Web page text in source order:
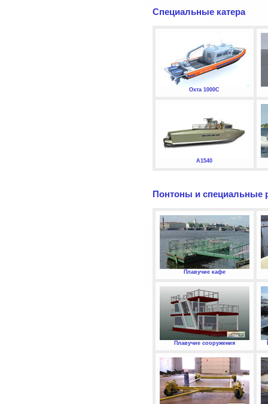
Специальные катера
Охта 1000С
А1540
Понтоны и специальные
Плавучие кафе
Плавучие сооружения